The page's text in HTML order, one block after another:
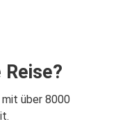
mit über 8000